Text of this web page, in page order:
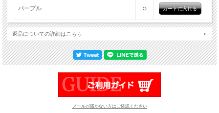
パープル ○
返品についての詳細はこちら
メールが届かない方はご確認ください